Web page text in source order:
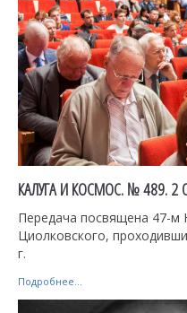
КАЛУГА И КОСМОС. № 489. 2
Передача посвящена 47-м
Циолковского,
г.
Подробнее...